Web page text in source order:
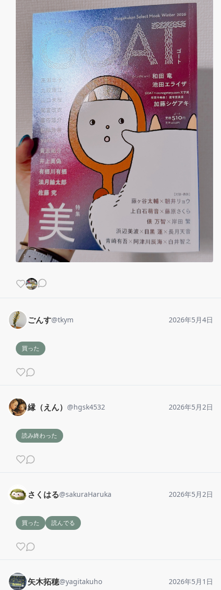
ごんす@tkym 2026年5月4日
買った
縁（えん） @hgsk4532 2026年5月2日
読み終わった
さくはる@sakuraHaruka 2026年5月2日
買った 読んでる
矢木拓穂@yagitakuho 2026年5月1日